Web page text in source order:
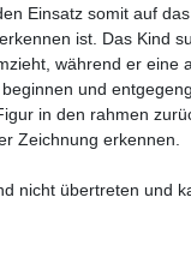
Einsatz somit auf
ist. Das Kind
während er eine
und
in den rahmen
Zeichnung erkennen.
nicht übertreten und